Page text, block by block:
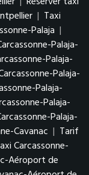
| Taxi
Palaja |
Palaja-
Palaja-
Palaja-
Palaja-
Palaja-
Palaja-
Cavanac | Tarif
Carcassonne-
Aéroport de